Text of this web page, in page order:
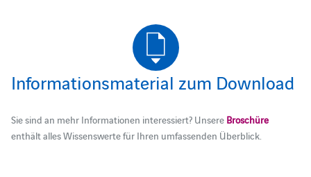
Informationsmaterial zum Download
Sie sind an mehr Informationen interessiert? Unsere Broschüre
enthält alles Wissenswerte für Ihren umfassenden Überblick.